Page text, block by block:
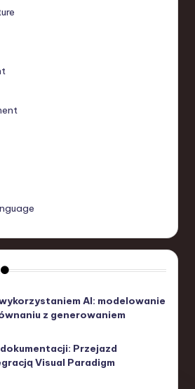
AI: modelowanie
z generowaniem
Przejazd
Visual Paradigm